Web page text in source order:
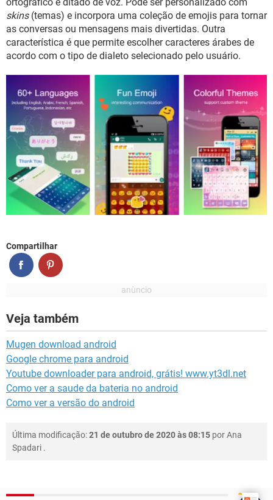
skins(temas) e incorpora uma coleção de emojis para tornar
as conversas ou mensagens mais divertidas. Outra
característica é que permite escolher caracteres árabes de
acordo com o tipo de dialeto selecionado pelo usuário.
Compartilhar
Veja também
Mugen download android
Google chrome para android
Youtube downloader para android, grátis! www.yt3dl.net
Como ver a saude da bateria no android
Como ver a versão do android
Última modificação:21 de outubro de 2020 às 08:15 porAna
Spadari .